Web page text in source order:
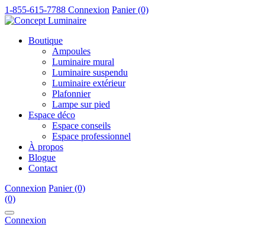
1-855-615-7788 Connexion Panier (0)
Boutique
Ampoules
Luminaire mural
Luminaire suspendu
Luminaire extérieur
Plafonnier
Lampe sur pied
Espace déco
Espace conseils
Espace professionnel
À propos
Blogue
Contact
Connexion Panier (0)
(0)
Connexion